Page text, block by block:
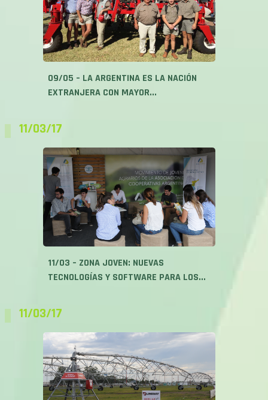
09/05 – LA ARGENTINA ES LA NACIÓN
EXTRANJERA CON MAYOR...
11/03/17
11/03 – ZONA JOVEN: NUEVAS
TECNOLOGÍAS Y SOFTWARE PARA LOS...
11/03/17